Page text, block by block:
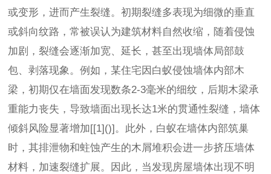
或变形，进而产生裂缝。初期裂缝多表现为细微的垂直
或斜向纹路，常被误认为建筑材料自然收缩，随着侵蚀
加剧，裂缝会逐渐加宽、延长，甚至出现墙体局部鼓
包、剥落现象。例如，某住宅因白蚁侵蚀墙体内部木
梁，初期仅在墙面发现数条2-3毫米的细纹，后期木梁承
重能力丧失，导致墙面出现长达1米的贯通性裂缝，墙体
倾斜风险显著增加[[1]()]。此外，白蚁在墙体内部筑巢
时，其排泄物和蛀蚀产生的木屑堆积会进一步挤压墙体
材料，加速裂缝扩展。因此，当发现房屋墙体出现不明